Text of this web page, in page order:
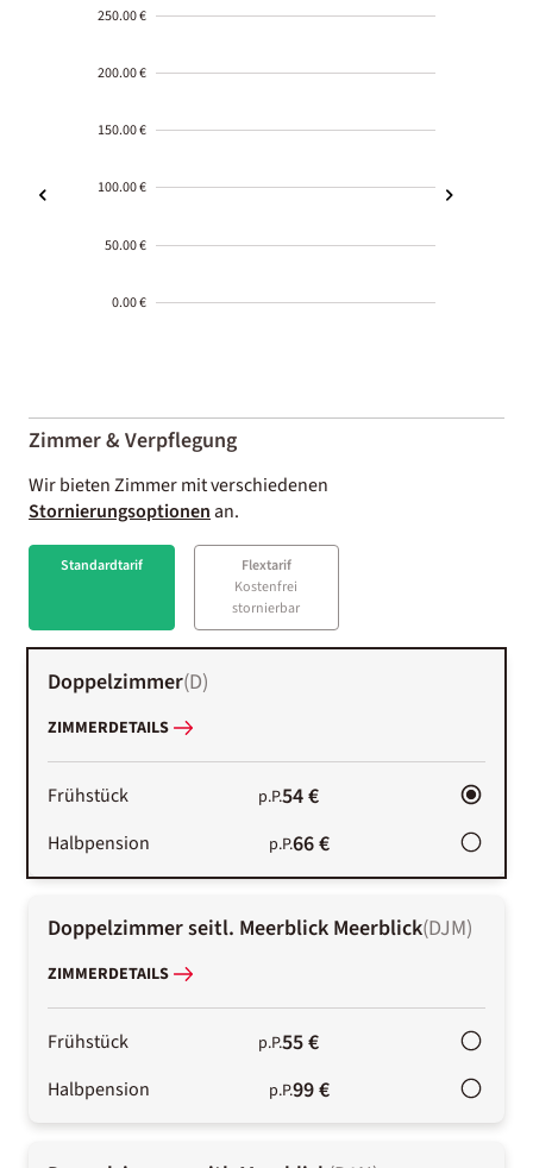
250.00 €
200.00 €
150.00 €
100.00 €
50.00 €
0.00 €
01-02
Zimmer & Verpflegung
Wir bieten Zimmer mit verschiedenen
Stornierungsoptionenan.
Standardtarif
Flextarif
Kostenfrei
stornierbar
Doppelzimmer(D)
ZIMMERDETAILS
Frühstück p.P.54 €
Halbpension p.P.66 €
Doppelzimmer seitl. Meerblick Meerblick(DJM)
ZIMMERDETAILS
Frühstück p.P.55 €
Halbpension p.P.99 €